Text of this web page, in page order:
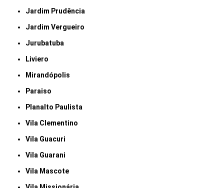
Jardim Prudência
Jardim Vergueiro
Jurubatuba
Liviero
Mirandópolis
Paraiso
Planalto Paulista
Vila Clementino
Vila Guacuri
Vila Guarani
Vila Mascote